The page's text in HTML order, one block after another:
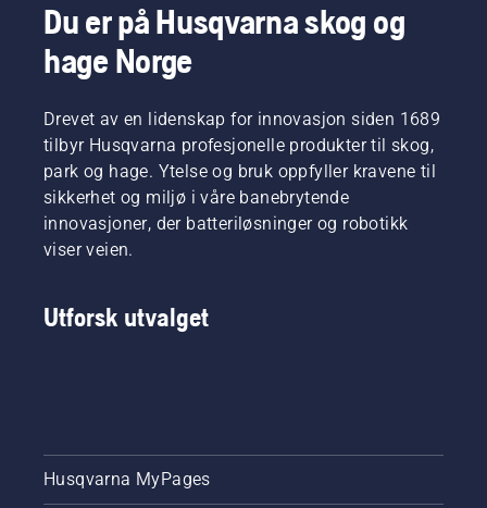
Du er på Husqvarna skog og
hage Norge
Drevet av en lidenskap for innovasjon siden 1689
tilbyr Husqvarna profesjonelle produkter til skog,
park og hage. Ytelse og bruk oppfyller kravene til
sikkerhet og miljø i våre banebrytende
innovasjoner, der batteriløsninger og robotikk
viser veien.
Utforsk utvalget
Husqvarna MyPages